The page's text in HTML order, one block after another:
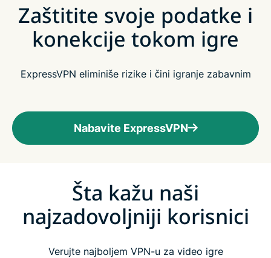
Zaštitite svoje podatke i
konekcije tokom igre
ExpressVPN eliminiše rizike i čini igranje zabavnim
Nabavite ExpressVPN
Šta kažu naši
najzadovoljniji korisnici
Verujte najboljem VPN-u za video igre